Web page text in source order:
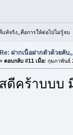
แท้จริง,,คือการให้ต่อไปไม่รู้จบ
Re: ฝากเนื้อฝากตัวด้วยคับ,,
« ตอบกลับ #11 เมื่อ: กุมภาพันธ์
ดีคร้าบบบ